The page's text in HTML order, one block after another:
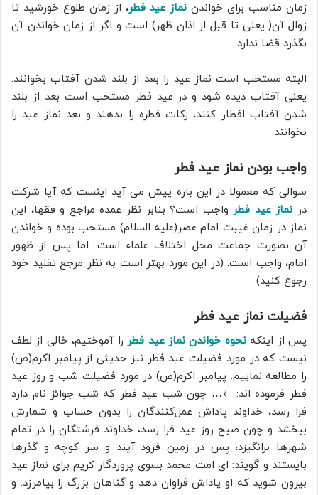
زمان مناسب برای خواندن نماز عید فطر، از زمان طلوع خورشید تا
زوال آن( یعنی تا قبل از اذان ظهر) است و اگر از زمان خواندن آن
بگذرد قضا ندارد.
البته مستحب است نماز عید را بعد از بلند شدن آفتاب بخوانند.
یعنی آفتاب دیده شود و در عید فطر مستحب است بعد از بلند
شدن آفتاب افطار کنند، زکات فطره را بدهند و بعد نماز عید را
بخوانند.
واجب بودن نماز عید فطر
سوالی که معمولا در این باره پیش می آید اینست که آیا شرکت
در نماز عید فطرواجب است؟ بنابر نظر عمده مراجع و فقها، این
نماز در زمان غیبت امام عصر(علیه السلام) مستحب بوده و خواندن
آن بصورت جماعت محل اختلاف علماء است. اما پس از ظهور
امام، واجب است. (در این مورد بهتر است به نظر مرجع تقلید خود
رجوع کنید)
فضیلت نماز عید فطر
پس از اینکهنحوه خواندن نماز عید فطر را آموختیم، خالی از لطف
نیست که در مورد فضیلت عید فطر نیز حدیثی از پیامبر اکرم(ص)
را مطالعه نماییم. پیامبر اکرم(ص) در مورد فضیلت شب و روز عید
فطر فرموده اند: «… چون شب عید فطر که شب جوائز نام دارد
فرا رسد، خداوند پاداش عمل‌‏کنندگان را بدون حساب و شمارش
ببخشد و چون صبح روز عید فرا رسد، خداوند فرشتگان را در تمام
شهرها برانگیزد، پس در زمین فرود آیند و سر کوچه و گذرها
بایستند و گویند: اى امت محمد بسوى پروردگار کریم براى نماز عید
بیرون شوید که او پاداش فراوان دهد و گناهان بزرگ را بیامرزد. و